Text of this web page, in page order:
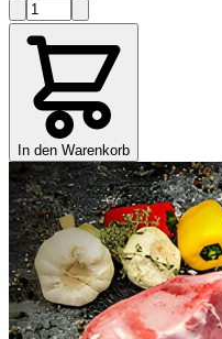
In den Warenkorb